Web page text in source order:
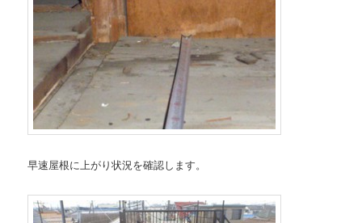
早速屋根に上がり状況を確認します。